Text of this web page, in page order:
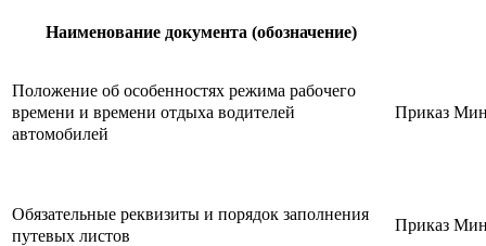
Наименование документа (обозначение)
Положение об особенностях режима рабочего
времени и времени отдыха водителей
автомобилей
Приказ
Обязательные реквизиты и порядок заполнения
путевых листов
Приказ